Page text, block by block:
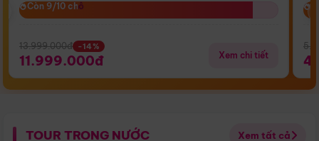
Còn 9/10 chỗ
Còn 9/10 chỗ
13.999.000đ -14%
11.999.000đ Xem chi tiết
TOUR TRONG NƯỚC Xem tất cả